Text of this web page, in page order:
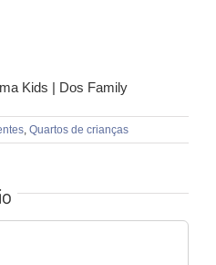
Kids | Dos Family
, Quartos de crianças